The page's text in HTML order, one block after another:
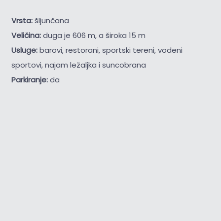
Vrsta:šljunčana
Veličina:duga je 606 m, a široka 15 m
Usluge:barovi, restorani, sportski tereni, vodeni
sportovi, najam ležaljka i suncobrana
Parkiranje:da